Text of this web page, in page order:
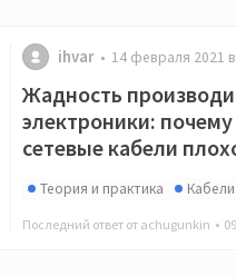
ihvar 14 февраля 2021
Жадность
электроники:
сетевые кабели
Теория и практика Кабели
Последний ответ от achugunkin •